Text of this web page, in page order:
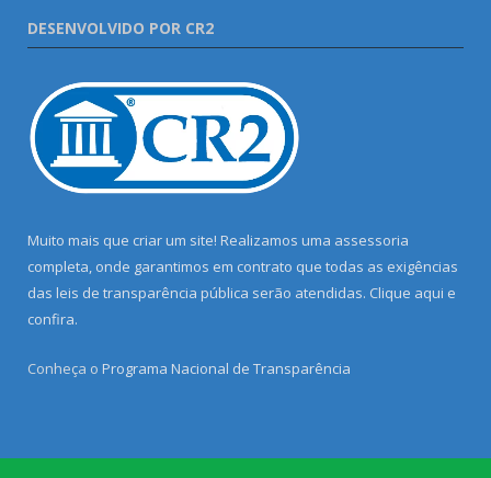
DESENVOLVIDO POR CR2
Muito mais que criar um site! Realizamos uma assessoria
completa, onde garantimos em contrato que todas as exigências
das leis de transparência pública serão atendidas. Clique aqui e
confira.
Conheça o Programa Nacional de Transparência